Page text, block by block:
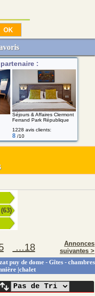
:
Séjours & Affaires Clermont
Ferrand Park République
1228 avis clients:
8 /10
(63)
...18
Annonces
suivantes >
puy de dome - Gîtes - chambres
|chalet